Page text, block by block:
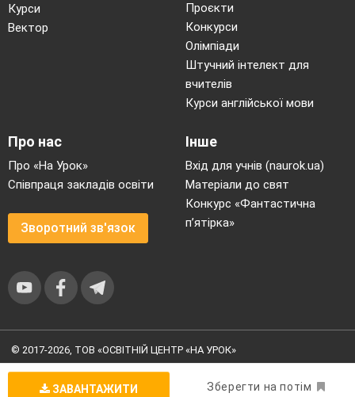
ЗАВАНТАЖИТИ Зберегти на потім
Курси
Вектор
Проєкти
Конкурси
Олімпіади
Штучний інтелект для
вчителів
Курси англійської мови
Про нас
Про «На Урок»
Співпраця закладів освіти
Зворотний зв'язок
Інше
Вхід для учнів (naurok.ua)
Матеріали до свят
Конкурс «Фантастична
п’ятірка»
© 2017-2026, ТОВ «ОСВІТНІЙ ЦЕНТР «НА УРОК»
конфіденційності